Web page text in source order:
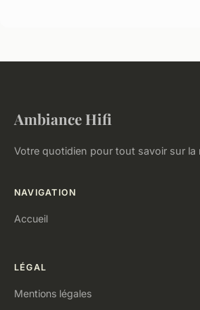
Ambiance Hifi
Votre quotidien pour tout savoir sur la
NAVIGATION
Accueil
LÉGAL
Mentions légales